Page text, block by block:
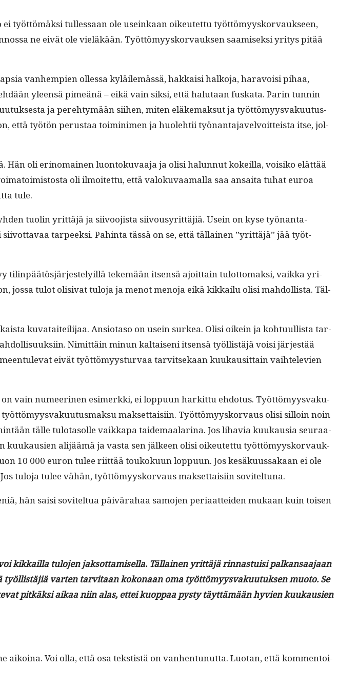
työt­tömäk­si tul­lessaan ole useinkaan oikeutet­tu työt­tömyysko­r­vauk­seen,
ne eivät ole vieläkään. Työt­tömyysko­r­vauk­sen saamisek­si yri­tys pitää
van­hempi­en ollessa kyläilemässä, hakkaisi halko­ja, har­avoisi pihaa,
yleen­sä pimeänä – eikä vain sik­si, että halu­taan fuska­ta. Parin tun­nin
ja pere­htymään siihen, miten eläke­mak­sut ja työt­tömyys­vaku­u­tus­
että työtön perus­taa toi­min­i­men ja huole­htii työ­nan­ta­javelvoit­teista itse, jol­
oli eri­no­mainen luon­toku­vaa­ja ja olisi halun­nut kokeil­la, voisiko elät­tää
oli ilmoitet­tu, että val­oku­vaa­mal­la saa ansai­ta tuhat euroa
tule.
tuolin yrit­täjä ja siivoo­jista siivousyrit­täjiä. Usein on kyse työ­nan­ta­
tarpeek­si. Pahin­ta tässä on se, että täl­lainen ”yrit­täjä” jää työt­
tekemään itsen­sä ajoit­tain tulot­tomak­si, vaik­ka yri­
jos­sa tulot oli­si­vat tulo­ja ja menot meno­ja eikä kikkailu olisi mah­dol­lista. Täl­
kuvataiteil­i­jaa. Ansio­ta­so on usein surkea. Olisi oikein ja kohtu­ullista tar­
Nimit­täin min­un kaltaiseni itsen­sä työl­listäjä voisi jär­jestää
eivät työt­tömyys­tur­vaa tarvit­sekaan kuukausit­tain vai­htele­vien
vain numeer­i­nen esimerk­ki, ei lop­pu­un harkit­tu ehdo­tus. Työt­tömyys­vaku­
mak­set­taisi­in. Työt­tömyysko­r­vaus olisi sil­loin noin
tälle tulota­solle vaikka­pa taide­maala­r­i­na. Jos lihavia kuukau­sia seu­raa­
ali­jäämä ja vas­ta sen jäl­keen olisi oikeutet­tu työt­tömyysko­r­vauk­
10 000 euron tulee riit­tää toukoku­un lop­pu­un. Jos kesäku­us­sakaan ei ole
tulo­ja tulee vähän, työt­tömyysko­r­vaus mak­set­taisi­in soviteltuna.
hän saisi sovitel­tua päivära­haa samo­jen peri­aat­tei­den mukaan kuin toisen
kikkail­la tulo­jen jak­sot­tamisel­la. Täl­lainen yrit­täjä rin­nas­tu­isi palka­nsaa­jaan
varten tarvi­taan kokon­aan oma työt­tömyys­vaku­u­tuk­sen muo­to. Se
pitkäk­si aikaa niin alas, ettei kuop­paa pysty täyt­tämään hyvien kuukausien
Voi olla, että osa tek­stistä on van­hen­tunut­ta. Luotan, että kom­men­toi­